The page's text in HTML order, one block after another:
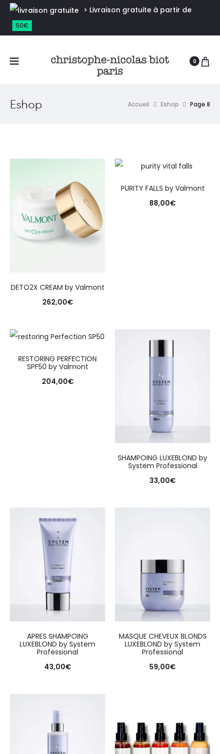
> Livraison gratuite à partir de
50€
0
Eshop Accueil Eshop Page 8
DETO2X CREAM by Valmont
262,00€
PURITY FALLS by Valmont
88,00€
RESTORING PERFECTION
SPF50 by Valmont
204,00€
SHAMPOING LUXEBLOND by
System Professional
33,00€
APRES SHAMPOING
LUXEBLOND by System
Professional
43,00€
MASQUE CHEVEUX BLONDS
LUXEBLOND by System
Professional
59,00€